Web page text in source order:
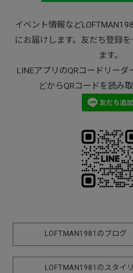
イベント情報など
にお届けします。友だち登録
ます。
LINEアプリのQRコードリー
どからQRコードを読み
LOFTMAN1981のブログ
LOFTMAN1981のスタイ